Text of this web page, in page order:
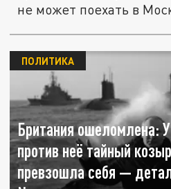
не может поехать в
Британия ошеломлена:
против неё тайный
превзошла себя —
ПОЛИТИКА